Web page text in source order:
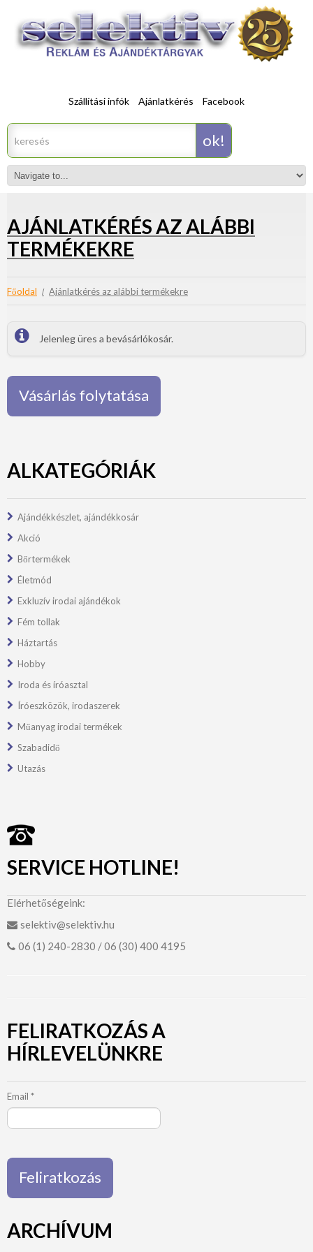
Szállítási infók Ajánlatkérés Facebook
AJÁNLATKÉRÉS AZ ALÁBBI
TERMÉKEKRE
Főoldal Ajánlatkérés az alábbi termékekre
Jelenleg üres a bevásárlókosár.
Vásárlás folytatása
ALKATEGÓRIÁK
Ajándékkészlet, ajándékkosár
Akció
Bőrtermékek
Életmód
Exkluzív irodai ajándékok
Fém tollak
Háztartás
Hobby
Iroda és íróasztal
Íróeszközök, irodaszerek
Műanyag irodai termékek
Szabadidő
Utazás
SERVICE HOTLINE!
Elérhetőségeink:
selektiv@selektiv.hu
06 (1) 240-2830 / 06 (30) 400 4195
FELIRATKOZÁS A
HÍRLEVELÜNKRE
Email *
ARCHÍVUM